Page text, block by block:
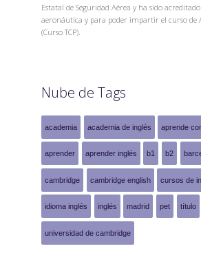
Estatal de Seguridad Aérea y ha sido
aeronáutica y para poder impartir el curso de
(Curso TCP).
Nube de Tags
academia academia de inglés aprende
aprender aprender inglés b1 b2
cambridge cambridge english cursos de
idioma inglés inglés madrid pet título
universidad de cambridge